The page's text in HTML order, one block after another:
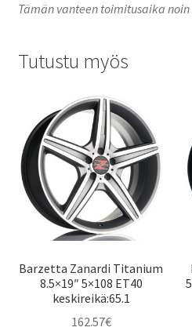
Tämän vanteen toimitusaika
Tutustu myös
Barzetta Zanardi Titanium
8.5×19″ 5×108 ET40
keskireikä:65.1
162.57€